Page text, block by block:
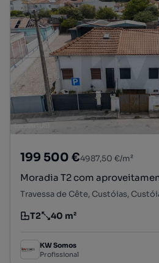
199 500 €4987,50 €/m²
Moradia T2 com
Tipologia
T2
Preço por metro quadrado
40 m²
KW Somos
Profissional